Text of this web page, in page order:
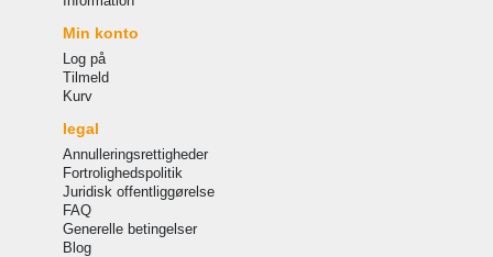
Min konto
Log på
Tilmeld
Kurv
legal
Annulleringsrettigheder
Fortrolighedspolitik
Juridisk offentliggørelse
FAQ
Generelle betingelser
Blog